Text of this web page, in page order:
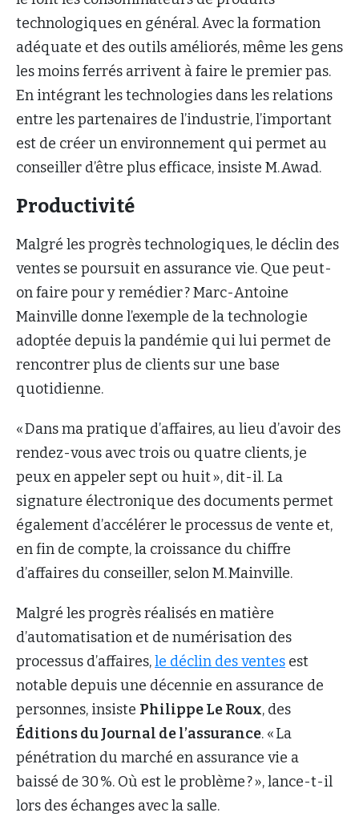
technologiques en général. Avec la formation
adéquate et des outils améliorés, même les gens
les moins ferrés arrivent à faire le premier pas.
En intégrant les technologies dans les relations
entre les partenaires de l’industrie, l’important
est de créer un environnement qui permet au
conseiller d’être plus efficace, insiste M. Awad.
Productivité
Malgré les progrès technologiques, le déclin des
ventes se poursuit en assurance vie. Que peut-
on faire pour y remédier ? Marc-Antoine
Mainville donne l’exemple de la technologie
adoptée depuis la pandémie qui lui permet de
rencontrer plus de clients sur une base
quotidienne.
« Dans ma pratique d’affaires, au lieu d’avoir des
rendez-vous avec trois ou quatre clients, je
peux en appeler sept ou huit », dit-il. La
signature électronique des documents permet
également d’accélérer le processus de vente et,
en fin de compte, la croissance du chiffre
d’affaires du conseiller, selon M. Mainville.
Malgré les progrès réalisés en matière
d’automatisation et de numérisation des
processus d’affaires,le déclin des ventes est
notable depuis une décennie en assurance de
personnes, insiste Philippe Le Roux, des
Éditions du Journal de l’assurance. « La
pénétration du marché en assurance vie a
baissé de 30 %. Où est le problème ? », lance-t-il
lors des échanges avec la salle.